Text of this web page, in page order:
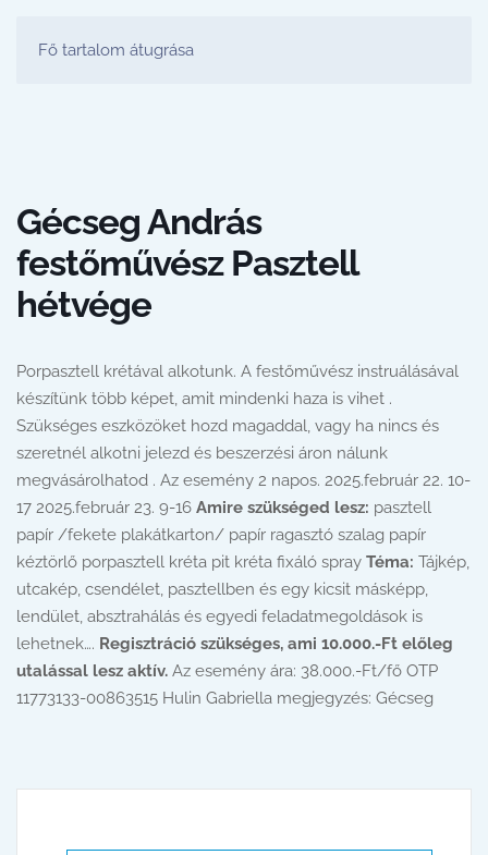
Fő tartalom átugrása
FESTŐ PARTY STÚDIÓ
Gécseg András
festőművész Pasztell
hétvége
Porpasztell krétával alkotunk. A festőművész instruálásával
készítünk több képet, amit mindenki haza is vihet .
Szükséges eszközöket hozd magaddal, vagy ha nincs és
szeretnél alkotni jelezd és beszerzési áron nálunk
megvásárolhatod . Az esemény 2 napos. 2025.február 22. 10-
17 2025.február 23. 9-16 Amire szükséged lesz: pasztell
papír /fekete plakátkarton/ papír ragasztó szalag papír
kéztörlő porpasztell kréta pit kréta fixáló spray Téma: Tájkép,
utcakép, csendélet, pasztellben és egy kicsit másképp,
lendület, absztrahálás és egyedi feladatmegoldások is
lehetnek…. Regisztráció szükséges, ami 10.000.-Ft előleg
utalással lesz aktív. Az esemény ára: 38.000.-Ft/fő OTP
11773133-00863515 Hulin Gabriella megjegyzés: Gécseg